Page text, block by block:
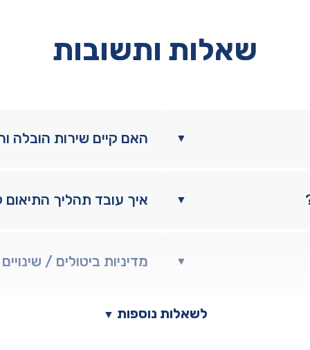
שאלות ותשובות
▼ האם קיים שירות הובלה
▼ איך עובד תהליך
▼ מדיניות ביטולים / שינויים
▼ לשאלות נוספות